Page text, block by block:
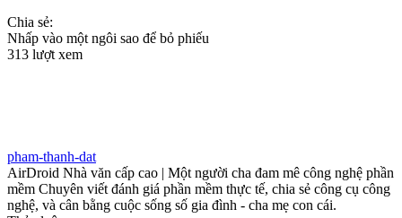
Chia sẻ:
Nhấp vào một ngôi sao để bỏ phiếu
313 lượt xem
pham-thanh-dat
AirDroid Nhà văn cấp cao | Một người cha đam mê công nghệ phần
mềm Chuyên viết đánh giá phần mềm thực tế, chia sẻ công cụ công
nghệ, và cân bằng cuộc sống số gia đình - cha mẹ con cái.